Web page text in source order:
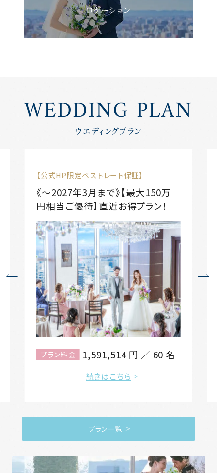
ロケーション
WEDDING PLAN
ウエディングプラン
【公式HP限定ベストレート保証】
《〜2027年3月まで》【最大150万
円相当ご優待】直近お得プラン！
プラン料金 1,591,514円 ／ 60 名
続きはこちら
プラン一覧